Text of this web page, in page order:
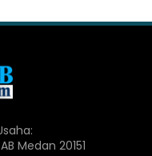
Medan 20151